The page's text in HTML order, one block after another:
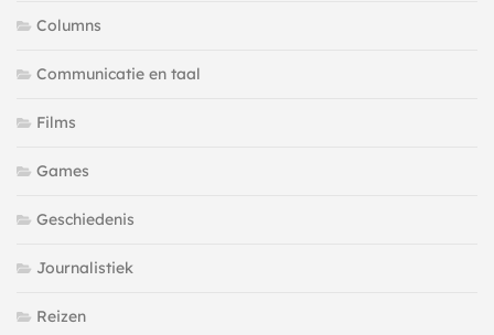
Columns
Communicatie en taal
Films
Games
Geschiedenis
Journalistiek
Reizen